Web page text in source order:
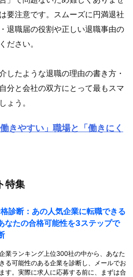
要注意です。スムーズに円満退社
退職届の役割や正しい退職事由の
ださい。
したような退職の理由の書き方・
分と会社の双方にとって最もスマ
ょう。
きやすい」職場と「働きにく
特集
診断：あの人気企業に転職できる
なたの合格可能性を3ステップで
業ランキング上位300社の中から、あなた
る可能性のある企業を診断し、メールでお
す。実際に求人に応募する前に、まずは合